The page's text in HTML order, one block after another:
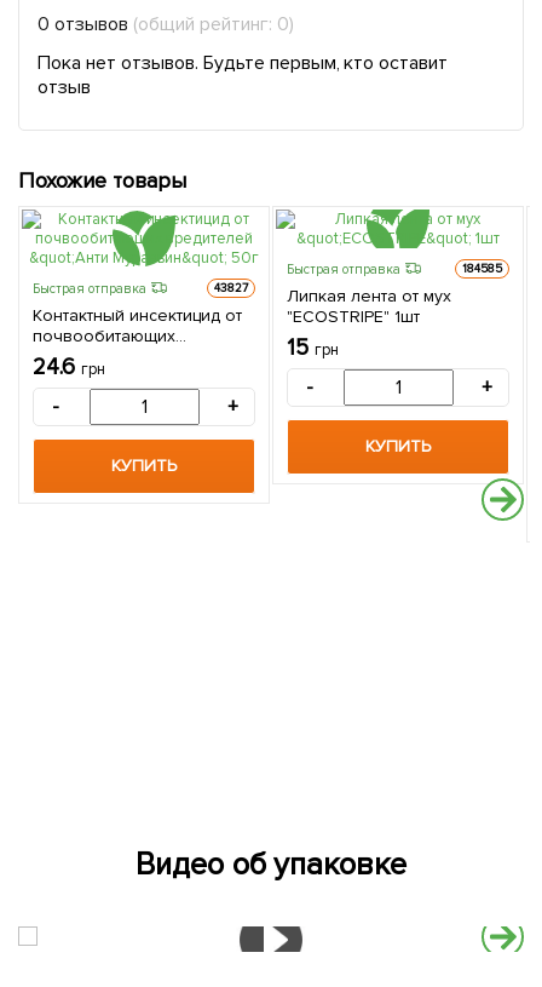
0 отзывов (общий рейтинг: 0)
Пока нет отзывов. Будьте первым, кто оставит
отзыв
Похожие товары
Быстрая отправка 43827
Контактный инсектицид от
почвообитающих
вредителей "Анти
Муравьин" 50г
24.6 грн
- +
КУПИТЬ
Быстрая отправка 184585
Липкая лента от мух
"ECOSTRIPE" 1шт
15 грн
- +
КУПИТЬ
Видео об упаковке